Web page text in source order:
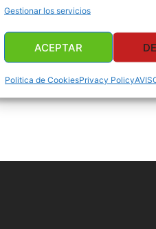
Gestionar los servicios
ACEPTAR
Politica de CookiesPrivacy Policy